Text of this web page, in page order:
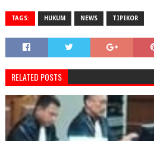
TAGS: HUKUM NEWS TIPIKOR
RELATED POSTS